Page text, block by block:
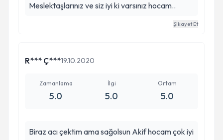
Meslektaşlarınız ve siz iyi ki varsınız hocam..
Şikayet Et
R*** Ç***19.10.2020
Zamanlama
5.0
İlgi
5.0
Ortam
5.0
Biraz acı çektim ama sağolsun Akif hocam çok iyi